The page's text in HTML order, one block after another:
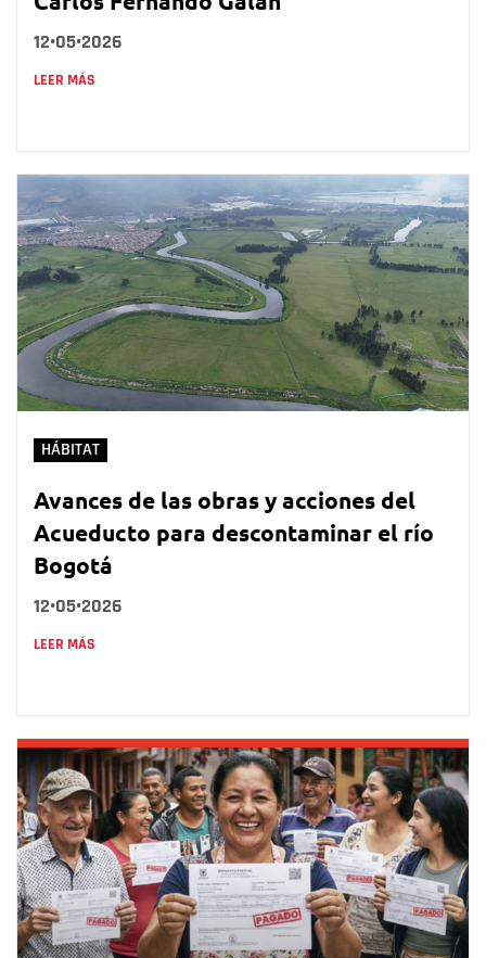
12•05•2026
LEER MÁS
HÁBITAT
Avances de las obras y acciones del
Acueducto para descontaminar el río
Bogotá
12•05•2026
LEER MÁS